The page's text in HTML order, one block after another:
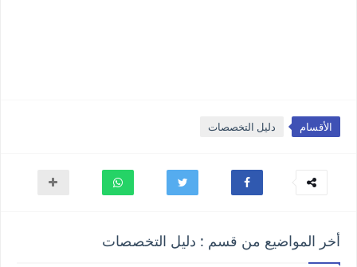
الأقسام دليل التخصصات
أخر المواضيع من قسم : دليل التخصصات